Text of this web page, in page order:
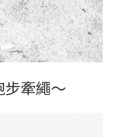
牽繩～